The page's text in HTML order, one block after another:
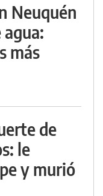
Neuquén
más
de
le
y murió